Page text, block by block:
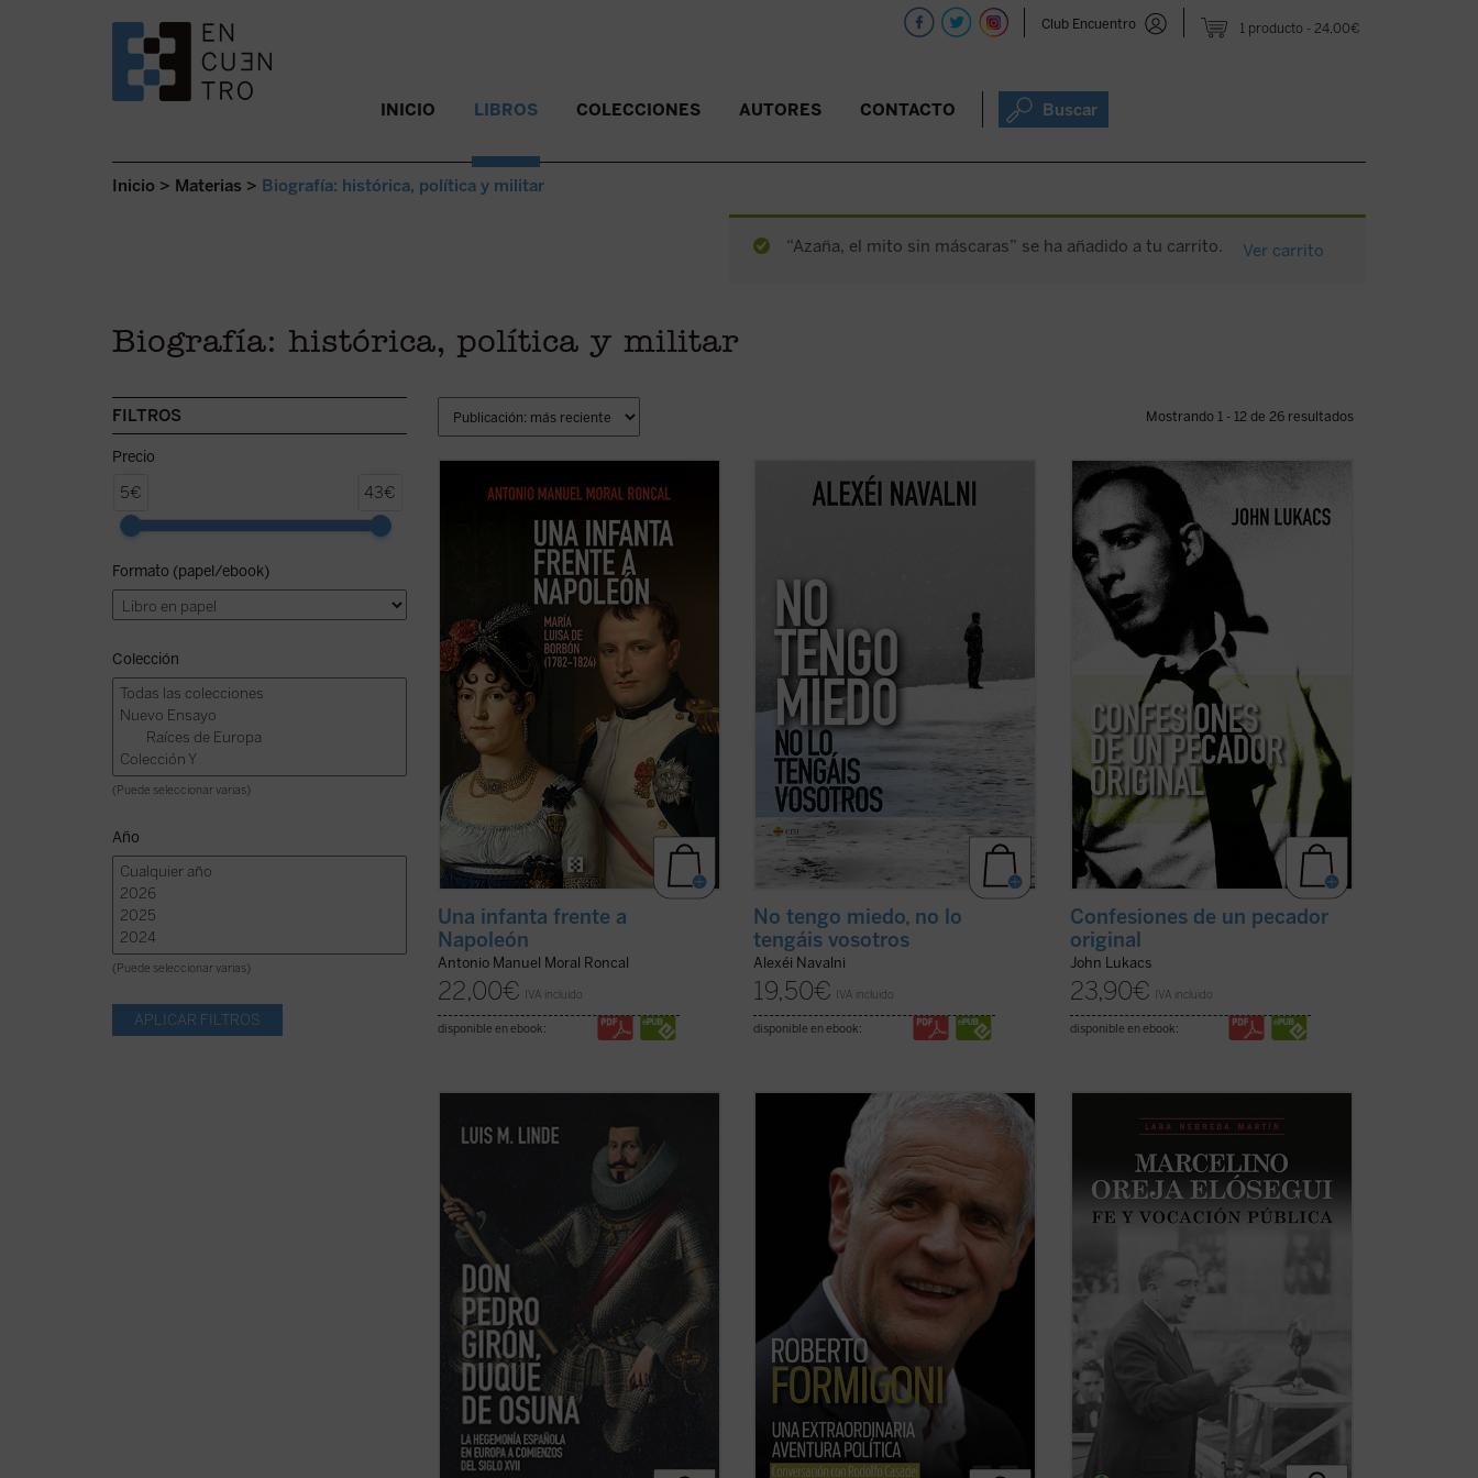
1 producto 24,00€
Club Encuentro
SALTAR AL CONTENIDO. INICIO LIBROS COLECCIONES AUTORES CONTACTO Buscar
Inicio > Materias > Biografía: histórica, política y militar
“Azaña, el mito sin máscaras” se ha añadido a tu carrito. Ver carrito
Biografía: histórica, política y militar
FILTROS
Precio
5€ 43€
Formato (papel/ebook)
Colección
(Puede seleccionar varias)
Año
(Puede seleccionar varias)
Mostrando 1 - 12 de 26 resultados
He aquí la gran historia de la única en la
directamente a Napoleón (pagando su
valentía con el exilio y la prisión), y quien,
sin haber sido educada para gobernar,
asumió la regencia de su hijo. Como ...
(ver ficha)
Una infanta frente a
Napoleón
Antonio Manuel Moral Roncal
22,00€ IVA incluido
disponible en ebook:
Este libro reúne un conjunto de
reflexiones públicas y privadas de Alexei
No tengo miedo, no lo
tengáis vosotros
Alexéi Navalni
19,50€ IVA incluido
disponible en ebook:
En esta elocuente y sugerente
«autohistoria», John Lukacs, distinguido
historiador y escritor, describe la historia
de sus propias convicciones y creencias.
Un viaje que nos lleva desde la Hungría
de los años treinta y la asolada Budapest
de ... (ver ficha)
Confesiones de un pecador
original
John Lukacs
23,90€ IVA incluido
disponible en ebook:
El «Grande Osuna», como le llamó su
amigo y agente, Francisco de Quevedo,
fue un personaje legendario aún en vida
y, con el tiempo, pasó a ser uno de los
más destacados «réprobos» de la
Leyenda Negra. Su biografía, sin las
fantasías y ...(ver ficha)
Este libro relata sesenta años de historia
de Italia, vividos y vistos a través de los
ojos de un joven político extraordinario
de la región de Lombardía. No es solo la
historia de un individuo, sino también la
historia de un pueblo ...(ver ficha)
«Siempre quise saber más sobre la vida
fue asesinado en Mondragón el 5 de
octubre de 1934 estando mi madre
embarazada de su primer y único hijo; yo
nací el 13 de febrero de 1935.